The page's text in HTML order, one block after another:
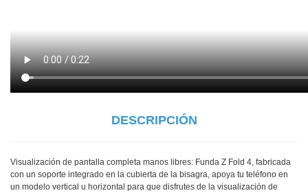
DESCRIPCIÓN
Visualización de pantalla completa manos libres: Funda Z Fold 4, fabricada
con un soporte integrado en la cubierta de la bisagra, apoya tu teléfono en
un modelo vertical u horizontal para que disfrutes de la visualización de